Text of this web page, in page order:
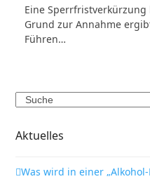
Eine
Grund zur Annahme
Führen…
Search
Aktuelles
Was wird in einer